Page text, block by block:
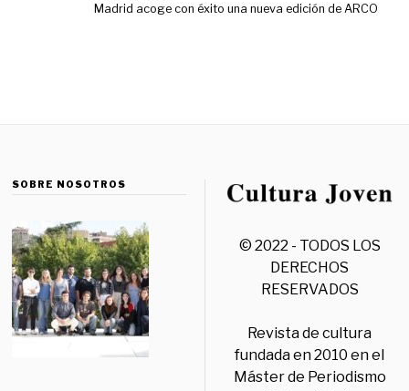
Madrid acoge con éxito una nueva edición de ARCO
SOBRE NOSOTROS
© 2022 - TODOS LOS
DERECHOS
RESERVADOS
Revista de cultura
fundada en 2010 en el
Máster de Periodismo